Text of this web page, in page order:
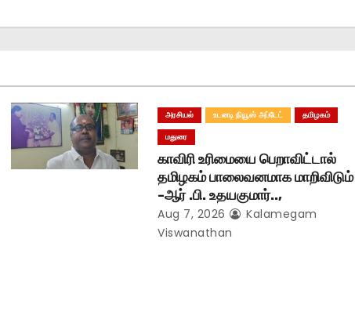
அரசியல் உடனடி நியூஸ் அப்டேட்
தமிழகம்
மதுரை
காவிரி உரிமையை பெறாவிட்டால்
தமிழகம் பாலைவனமாக மாறிவிடும்
-ஆர் .பி. உதயகுமார்..,
Aug 7, 2026
Kalamegam
Viswanathan